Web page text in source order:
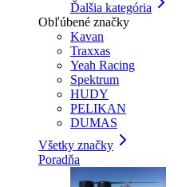
Ďalšia kategória
Obľúbené značky
Kavan
Traxxas
Yeah Racing
Spektrum
HUDY
PELIKAN
DUMAS
Všetky značky
Poradňa